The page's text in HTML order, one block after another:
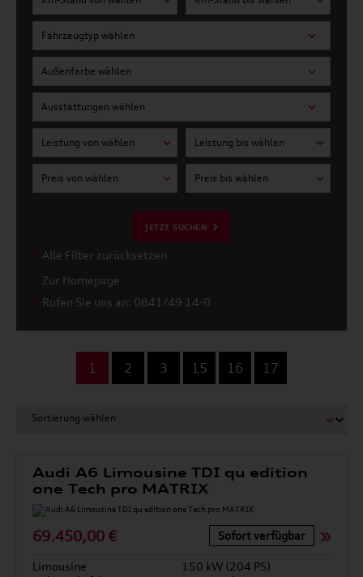
Fahrzeugtyp wählen
Außenfarbe wählen
Ausstattungen wählen
Leistung von wählen Leistung bis wählen
Preis von wählen Preis bis wählen
JETZT SUCHEN
Alle Filter zurücksetzen
Zur Homepage
Rufen Sie uns an: 0841/49 14-0
1 2 3 15 16 17
Audi A6 Limousine TDI qu edition
one Tech pro MATRIX
69.450,00 € Sofort verfügbar
Limousine
150 kW (204 PS)